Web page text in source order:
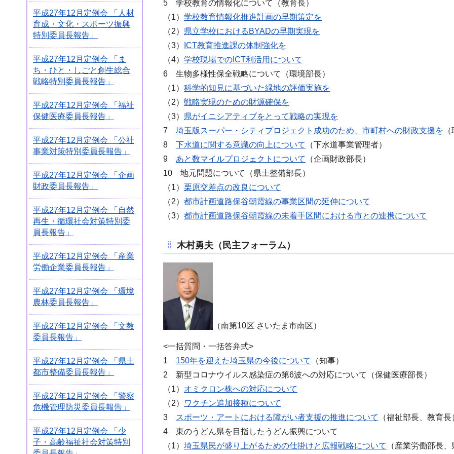
平成27年12月定例会 「人材
育成・文化・スポーツ振興
特別委員長報告」
平成27年12月定例会 「ま
ち・ひと・しごと創生総合
戦略特別委員長報告」
平成27年12月定例会 「福祉
保健医療委員長報告」
平成27年12月定例会 「公社
事業対策特別委員長報告」
平成27年12月定例会 「企画
財政委員長報告」
平成27年12月定例会 「自然
再生・循環社会対策特別委
員長報告」
平成27年12月定例会 「産業
労働企業委員長報告」
平成27年12月定例会 「環境
農林委員長報告」
平成27年12月定例会 「文教
委員長報告」
平成27年12月定例会 「県土
都市整備委員長報告」
平成27年12月定例会 「警察
危機管理防災委員長報告」
平成27年12月定例会 「少
子・高齢福祉社会対策特別
5 学校教育の情報化について（教育長）
（1） 学校教育情報化推進計画の早期策定を
（2） 県立学校におけるBYADの早期実現を
（3）
ICT教育推進課の体制強化を
（4） 学校現場でのICT利活用について
6 生物多様性保全戦略について（環境部長）
（1） 科学的知見に基づいた緑地の評価実施を
（2） 戦略実現のための財源確保を
（3） 県がイニシアティブをとって戦略の実現を
7 埼玉版スーパー・シティプロジェクト成功のため、市町村への財政支援を
8 下水道に関する意識の向上について
（下水道事業管理者）
9 あと数マイルプロジェクトについて
（企画財政部長）
10 地元問題について（県土整備部長）
（1） 栗原交差点の改良について
（2） 都市計画道路保谷朝霞線の事業区間の延伸について
（3） 都市計画道路保谷朝霞線の未着手区間における市との連携について
木村勇夫（民主フォーラム）
（南第10区 さいたま市南区）
<一括質問・一括答弁式>
1 150年を迎えた埼玉県の今後について
（知事）
2 新型コロナウイルス感染症の第6波への対応について（保健医療部長）
（1） オミクロン株への対応について
（2）
ワクチン追加接種について
3
スポーツ・アートにおける障がい者支援の推進について
（福祉部長、教育長
4 東のうどん県を目指したうどん振興について
（1） 埼玉県民が盛り上がるための仕掛けと広報戦略について （産業労働部長、